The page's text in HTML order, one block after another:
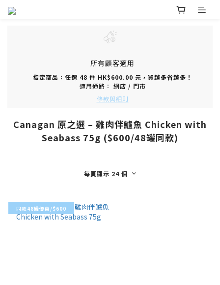
所有顧客適用
指定商品：任選 48 件 HK$600.00 元，買越多省越多！
適用通路： 網店 / 門市
條款與細則
Canagan 原之選 – 雞肉伴鱸魚 Chicken with
Seabass 75g ($600/48罐同款)
每頁顯示 24 個
同款48罐優惠/$600